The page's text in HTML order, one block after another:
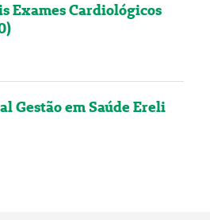
Exames Cardiológicos
Gestão em Saúde Ereli